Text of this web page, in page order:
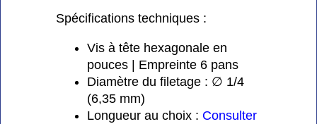
Spécifications techniques :
Vis à tête hexagonale en
pouces | Empreinte 6 pans
Diamètre du filetage : ∅ 1/4
(6,35 mm)
Longueur au choix : Consulter